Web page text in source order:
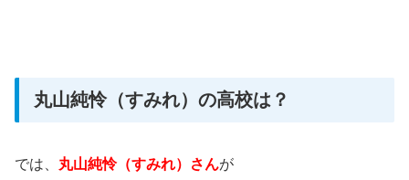
丸山純怜（すみれ）の高校は？
では、 丸山純怜（すみれ）さんが